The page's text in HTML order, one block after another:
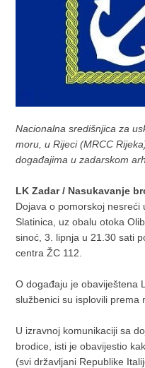
Nacionalna središnjica za
moru, u Rijeci (MRCC
događajima u zadarskom
LK Zadar / Nasukavanje
Dojava o pomorskoj
Slatinica, uz obalu otoka
sinoć, 3. lipnja u 21.30 sati
centra ŽC 112.
O događaju je obaviještena
službenici su isplovili prema
U izravnoj komunikaciji sa
brodice, isti je obavijestio
(svi državljani Republike